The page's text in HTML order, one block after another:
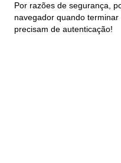
Por razões de segurança,
navegador quando
precisam de autenticação!